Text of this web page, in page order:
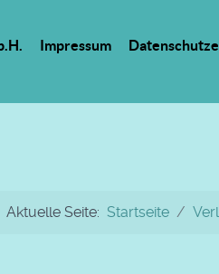
Impressum
Aktuelle Seite: Startseite